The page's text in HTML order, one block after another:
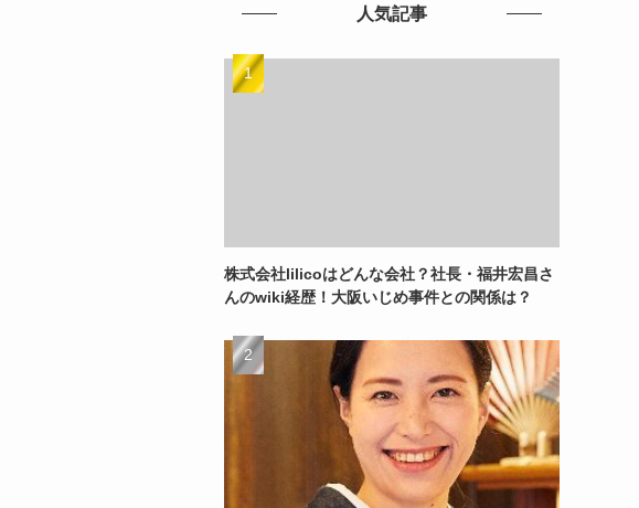
人気記事
株式会社lilicoはどんな会社？社長・福井宏昌さ
んのwiki経歴！大阪いじめ事件との関係は？